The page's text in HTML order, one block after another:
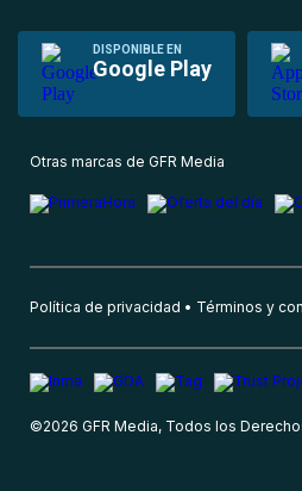
DISPONIBLE EN
Google Play
Otras marcas de GFR Media
Política de privacidad Términos y
©2026 GFR Media, Todos los